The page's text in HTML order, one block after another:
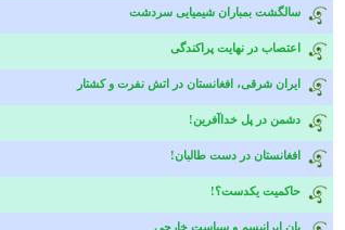
سالگشت بمباران شیمیایی سردشت
اعتصاب در نهايت پراکندگی
ایران شرقی، افغانستان در اتش نفرت و کشتار
دشمن در پل خداآفرین!
افغانستان در دست طالبان!‌
حاکمیت یکدست؟!
پان ایرانیسم و سیاست خارجی